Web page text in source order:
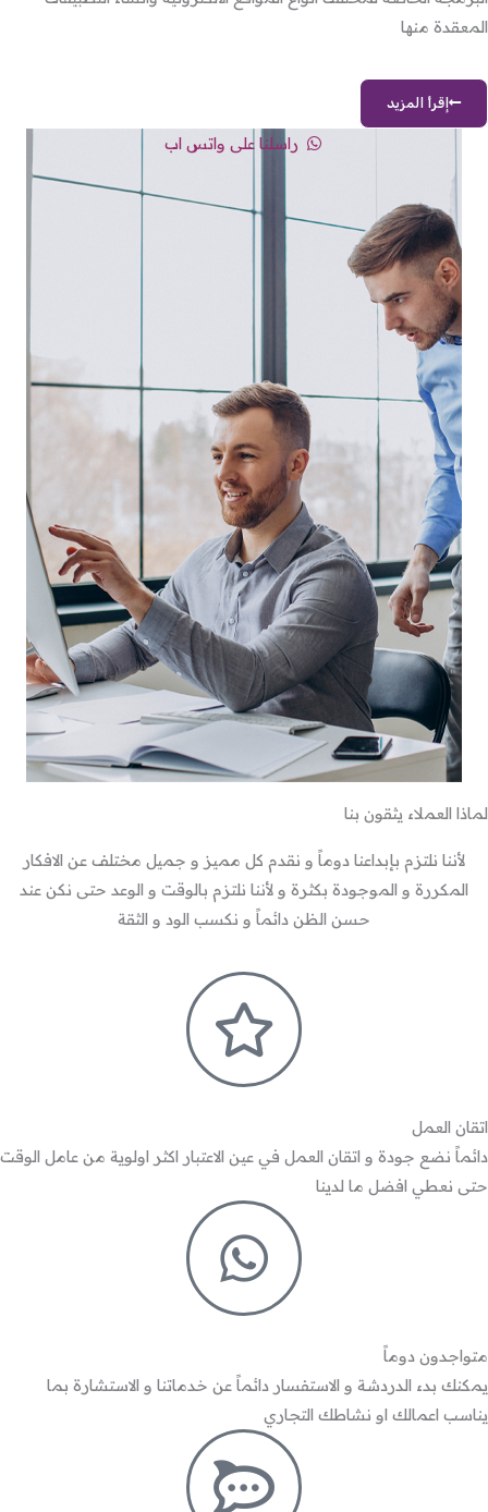
المعقدة منها
إقرأ المزيد
راسلنا على واتس اب
لماذا العملاء يثقون بنا
لأننا نلتزم بإبداعنا دوماً و نقدم كل مميز و جميل مختلف عن الافكار
المكررة و الموجودة بكثرة و لأننا نلتزم بالوقت و الوعد حتى نكن عند
حسن الظن دائماً و نكسب الود و الثقة
اتقان العمل
دائماً نضع جودة و اتقان العمل في عين الاعتبار اكثر اولوية من عامل الوقت
حتى نعطي افضل ما لدينا
متواجدون دوماً
يمكنك بدء الدردشة و الاستفسار دائماً عن خدماتنا و الاستشارة بما
يناسب اعمالك او نشاطك التجاري